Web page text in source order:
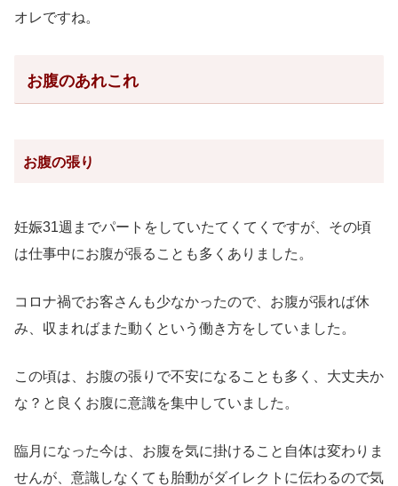
オレですね。
お腹のあれこれ
お腹の張り
妊娠31週までパートをしていたてくてくですが、その頃
は仕事中にお腹が張ることも多くありました。
コロナ禍でお客さんも少なかったので、お腹が張れば休
み、収まればまた動くという働き方をしていました。
この頃は、お腹の張りで不安になることも多く、大丈夫か
な？と良くお腹に意識を集中していました。
臨月になった今は、お腹を気に掛けること自体は変わりま
せんが、意識しなくても胎動がダイレクトに伝わるので気